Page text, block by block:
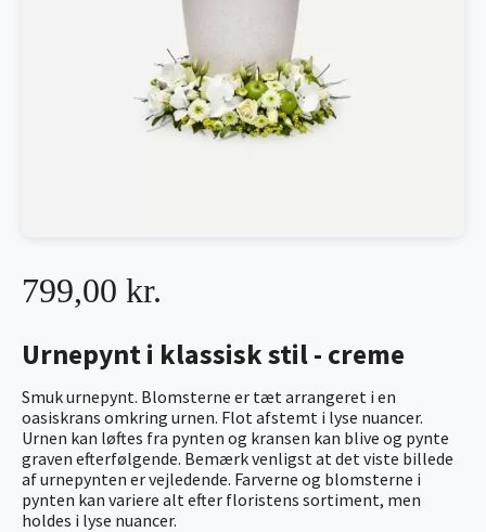
Urnepynt i klassisk stil - creme
Smuk urnepynt. Blomsterne er tæt arrangeret i en
oasiskrans omkring urnen. Flot afstemt i lyse nuancer.
Urnen kan løftes fra pynten og kransen kan blive og pynte
graven efterfølgende. Bemærk venligst at det viste billede
af urnepynten er vejledende. Farverne og blomsterne i
pynten kan variere alt efter floristens sortiment, men
holdes i lyse nuancer.
799,00 kr.